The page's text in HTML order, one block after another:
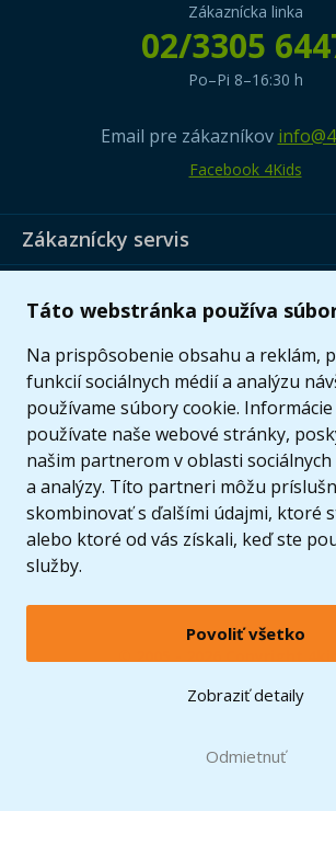
Táto webstránka používa
Na prispôsobenie obsahu a reklám,
funkcií sociálnych médií a analýzu
používame súbory cookie.
používate naše webové stránky,
našim partnerom v oblasti sociálnych
a analýzy. Títo partneri môžu
skombinovať s ďalšími údajmi, ktoré
alebo ktoré od vás získali, keď ste
služby.
Povoliť všetko
Zobraziť detaily
Odmietnuť
Zákaznícka linka
02/3305
Po–Pi 8–16:30 h
Email pre zákazníkov
Facebook 4Kids
Zákaznícky servis
LEGO, logo LEGO a minifigúrka sú ochrannými známkami
2024 The LEGO Group.
Zobraziť verziu pre desktop
Doprava zadarmopri nákupe od